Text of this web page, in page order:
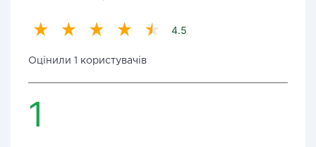
4.5
Оцінили 1 користувачів
1